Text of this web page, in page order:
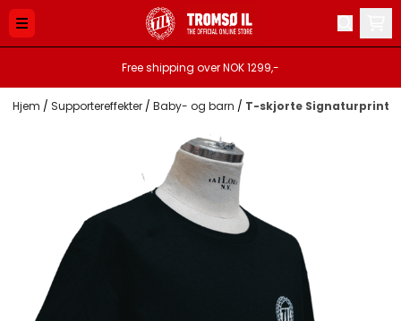
Hopp til innhold
Free shipping over NOK 1299,-
Hjem / Supportereffekter / Baby- og barn / T-skjorte Signaturprint